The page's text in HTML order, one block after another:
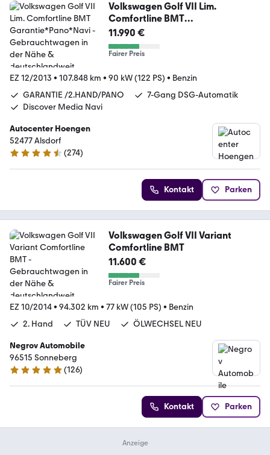
Volkswagen Golf VII Lim.
Comfortline BMT
Garantie*Pano*Navi
11.990 €
Fairer Preis
EZ 12/2013 • 107.848 km • 90 kW (122 PS) • Benzin
GARANTIE /2.HAND/PANO
7-Gang DSG-Automatik
Discover Media Navi
Autocenter Hoengen
52477 Alsdorf
4.5 Sterne
(274)
Kontakt Parken
Volkswagen Golf VII Variant
Comfortline BMT
11.600 €
Fairer Preis
EZ 10/2014• 94.302 km • 77 kW (105 PS) • Benzin
2. Hand
TÜV NEU ÖLWECHSEL NEU
Negrov Automobile
96515 Sonneberg
4.8 Sterne
(126)
Kontakt Parken